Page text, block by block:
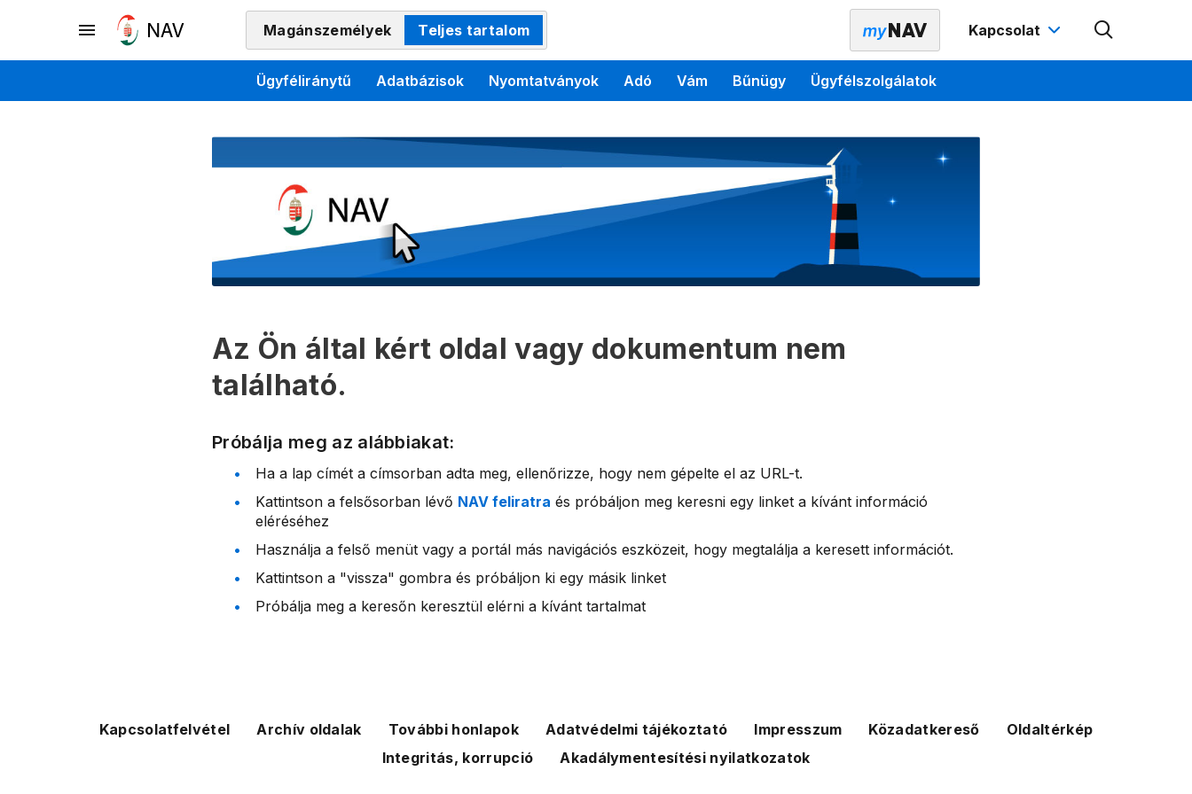
Magánszemélyek Teljes tartalom Kapcsolat
Ügyféliránytű Adatbázisok Nyomtatványok Adó Vám Bűnügy Ügyfélszolgálatok
Az Ön által kért oldal vagy dokumentum nem
található.
Próbálja meg az alábbiakat:
Ha a lap címét a címsorban adta meg, ellenőrizze, hogy nem gépelte el az URL-t.
Kattintson a felsősorban lévő NAV feliratra és próbáljon meg keresni egy linket a kívánt információ
eléréséhez
Használja a felső menüt vagy a portál más navigációs eszközeit, hogy megtalálja a keresett információt.
Kattintson a "vissza" gombra és próbáljon ki egy másik linket
Próbálja meg a keresőn keresztül elérni a kívánt tartalmat
Kapcsolatfelvétel Archív oldalak További honlapok Adatvédelmi tájékoztató Impresszum Közadatkereső
Oldaltérkép
Integritás, korrupció
Akadálymentesítési nyilatkozatok